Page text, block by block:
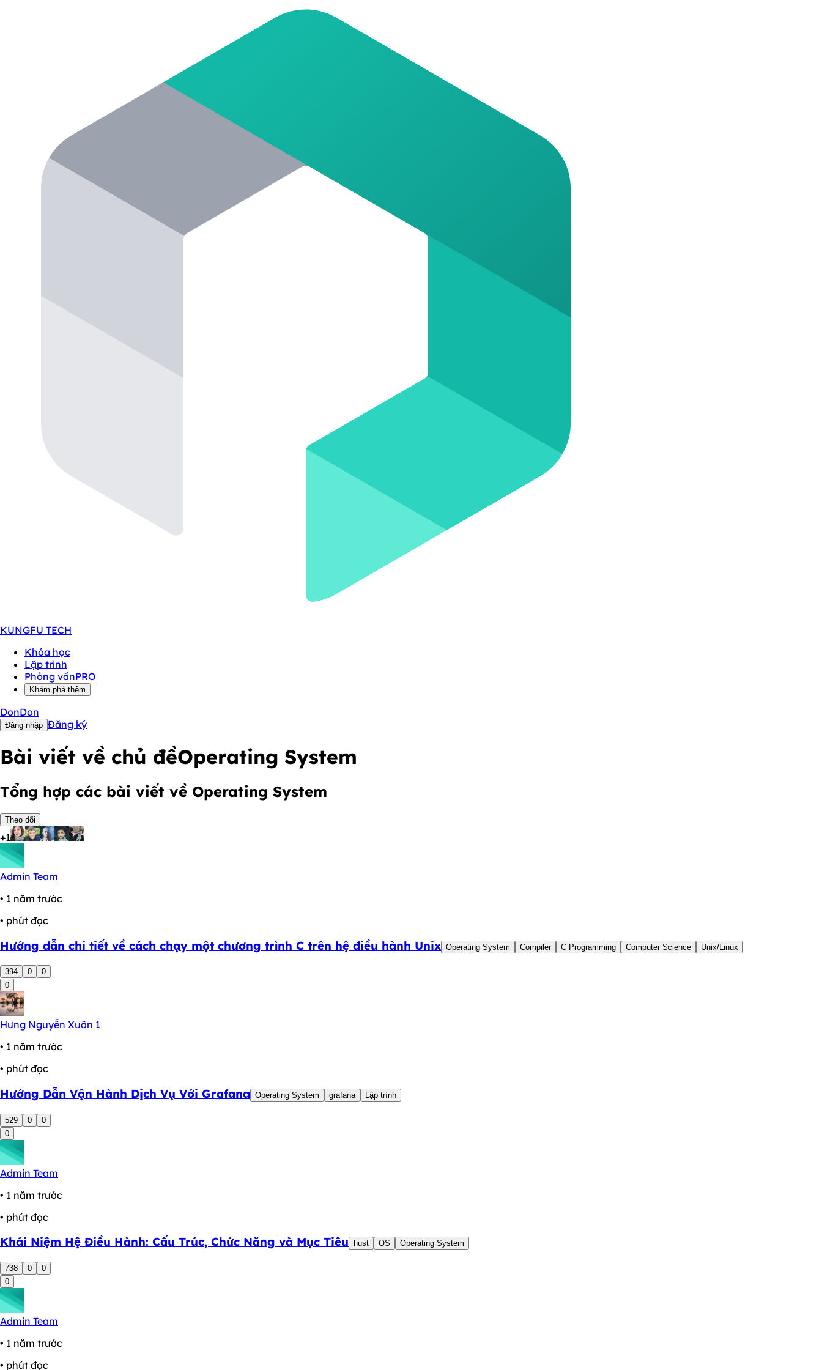
KUNGFU TECH
Khóa học
Lập trình
Phỏng vấnPRO
Khám phá thêm
DonDon
Đăng nhập Đăng ký
Bài viết về chủ đềOperating System
Tổng hợp các bài viết về Operating System
Theo dõi
+1
Admin Team
• 1 năm trước
• phút đọc
Hướng dẫn chi tiết về cách chạy một chương trình C trên hệ điều hành Unix Operating System Compiler C Programming Computer Science Unix/Linux
394 0
0
0
Hưng Nguyễn Xuân 1
• 1 năm trước
• phút đọc
Hướng Dẫn Vận Hành Dịch Vụ Với Grafana Operating System grafana Lập trình
529 0
0
0
Admin Team
• 1 năm trước
• phút đọc
Khái Niệm Hệ Điều Hành: Cấu Trúc, Chức Năng và Mục Tiêu hust OS Operating System
738 0
0
0
Admin Team
• 1 năm trước
• phút đọc